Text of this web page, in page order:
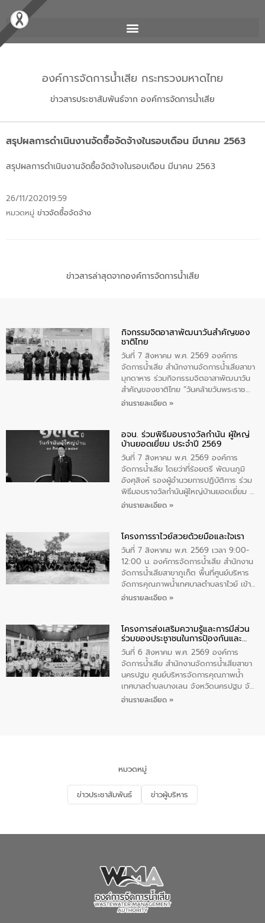
องค์การจัดการน้ำเสีย กระทรวงมหาดไทย
ข่าวสารประชาสัมพันธ์จาก องค์การจัดการน้ำเสีย
สรุปผลการดำเนินงานจัดซื้อจัดจ้างในรอบเดือน มีนาคม 2563
สรุปผลการดำเนินงานจัดซื้อจัดจ้างในรอบเดือน มีนาคม 2563
26/11/202019:59
หมวดหมู่ ข่าวจัดซื้อจัดจ้าง
ข่าวสารล่าสุดจากองค์การจัดการน้ำเสีย
กิจกรรมจิตอาสาพัฒนาวันสําคัญของ
ชาติไทย
วันที่ 7 สิงหาคม พ.ศ. 2569 องค์การ
จัดการน้ำเสีย สำนักงาานจัดการน้ำเสียสาขา
มุกดาหาร ร่วมกิจกรรมจิตอาสาพัฒนาวัน
สําคัญของชาติไทย “วันคล้ายวันพระราช
สมภพ สมเด็จพระนางเจ้าสิริกิติ์พระบรม
ทิพย์คำ รองผู้ว่าราชการจังหวัดมุกดาหาร
เป็นประธานในพิธี ณ เรือนจําชั่วคราวนาโสก
ตําบลนาโสก อําเภอเมืองมุกดาหาร จังหวัด
มุกดาหาร โดยในกิจกรรมได้ร่วมปลูกป่า และ
ทําความสะอาดภายในบริเวณ จัดกิจกรรม
เพื่อถวายเป็นพระราชกุศล สมเด็จพระนาง
เจ้าสิริกิติ์พระบรมราชินีนาถ พระบรมราช
อ่านรายละเอียด »
อจน. ร่วมพิธีมอบรางวัลกำนัน ผู้ใหญ่
บ้านยอดเยี่ยม ประจำปี 2569
วันที่ 7 สิงหาคม พ.ศ. 2569 องค์การ
จัดการน้ำเสีย โดยว่าที่ร้อยตรี พัฒนภูมิ
อังศุสิงห์ รองผู้อำนวยการปฏิบัติการ ร่วม
พิธีมอบรางวัลกำนันผู้ใหญ่บ้านยอดเยี่ยม ณ
ทำเนียบรัฐบาล โดยมีนายอนุทิน ชาญวีรกูล
ทองคำและประกาศเกียรติคุณให้แก่ กำนัน
ผู้ใหญ่บ้านยอดเยี่ยม พร้อมกล่าวชื่นชม ให้
โอวาท และมอบนโยบาย
อ่านรายละเอียด »
โครงการราไวย์สวยด้วยมือและใจเรา
วันที่ 7 สิงหาคม พ.ศ. 2569 เวลา 9:00-
12:00 น. องค์การจัดการน้ำเสีย สำนักงาน
จัดการน้ำเสียสาขาภูเก็ต พื้นที่ศูนย์บริหาร
จัดการคุณภาพน้ำเทศบาลตำบลราไวย์ เข้า
ร่วมโครงการราไวย์สวยด้วยมือและใจเรา
ประชาชน ตัวแทนจากโรงแรมต่างๆ ในเขต
เทศบาลตำบลราไวย์ ศูนย์บริหารจัดการ
คุณภาพน้ำเทศบาลตำบลราไวย์ นำโดยนาย
น้อย แก้วเศษ ผู้จัดการสำนักงานจัดการน้ำ
เสียสาขาภูเก็ต พร้อมด้วยเจ้าหน้าที่ จำนวน
5 คน ร่วมทำกิจกรรม ทำความสะอาด
ชายหาดและแหล่งท่องเที่ยว ณ บริเวณ
อ่านรายละเอียด »
โครงการส่งเสริมความรู้และการมีส่วน
ร่วมของประชาชนในการป้องกันและ
แก้ไขปัญหาน้ำเสียอย่างยั่งยืน
วันที่ 6 สิงหาคม พ.ศ. 2569 องค์การ
จัดการน้ำเสีย สำนักงานจัดการน้ำเสียสาขา
นครปฐม ศูนย์บริหารจัดการคุณภาพน้ำ
เทศบาลตำบลบางเลน จังหวัดนครปฐม จัด
กิจกรรมภายใต้โครงการส่งเสริมความรู้และ
จัดการน้ำเสียและสร้างจิตสำนึกในการ
อนุรักษ์สิ่งแวดล้อม ในหัวข้อ “น้ำเสียชุมชน
และการบำบัดน้ำเสียเบื้องต้น” โดยให้ความรู้
เกี่ยวกับสาเหตุและผลกระทบของน้ำเสีย
ณ เทศบาลตำบลบางเลน จังหวัดนครปฐม
อ่านรายละเอียด »
หมวดหมู่
ข่าวประชาสัมพันธ์ ข่าวผู้บริหาร